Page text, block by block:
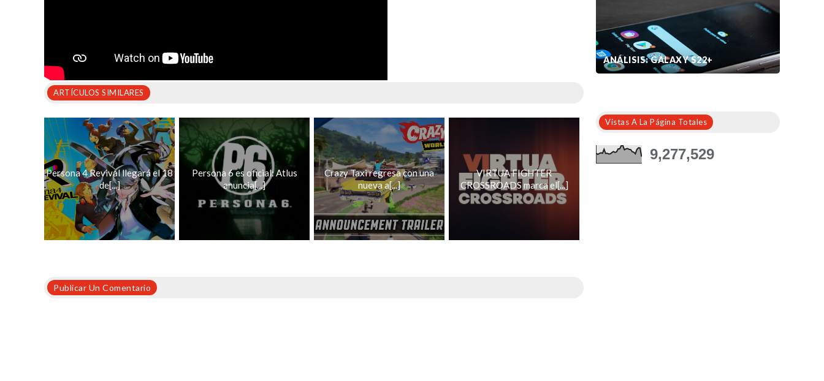
ARTÍCULOS SIMILARES
Persona 4 Revival llegará el 18
de[...]
Persona 6 es oficial: Atlus
anuncia[...]
Crazy Taxi regresa con una
nueva a[...]
VIRTUA FIGHTER
CROSSROADS marca el[...]
Publicar Un Comentario
ANÁLISIS: GALAXY S22+
Vistas A La Página Totales
9,277,529